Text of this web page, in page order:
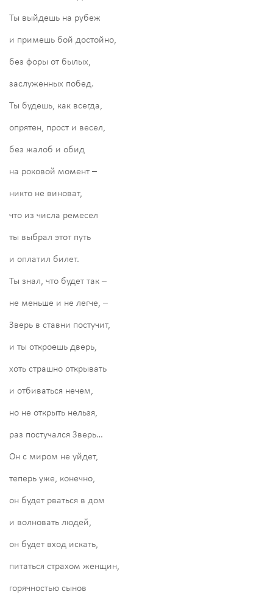
Ты выйдешь на рубеж
и примешь бой достойно,
без форы от былых,
заслуженных побед.
Ты будешь, как всегда,
опрятен, прост и весел,
без жалоб и обид
на роковой момент –
никто не виноват,
что из числа ремесел
ты выбрал этот путь
и оплатил билет.
Ты знал, что будет так –
не меньше и не легче, –
Зверь в ставни постучит,
и ты откроешь дверь,
хоть страшно открывать
и отбиваться нечем,
но не открыть нельзя,
раз постучался Зверь…
Он с миром не уйдет,
теперь уже, конечно,
он будет рваться в дом
и волновать людей,
он будет вход искать,
питаться страхом женщин,
горячностью сынов